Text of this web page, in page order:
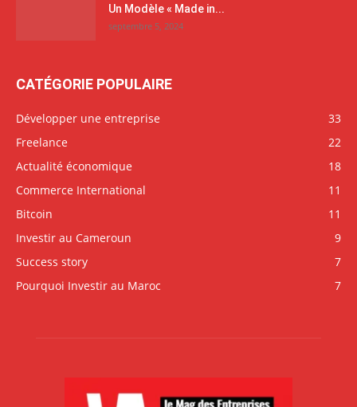
Un Modèle « Made in...
septembre 5, 2024
CATÉGORIE POPULAIRE
Développer une entreprise
33
Freelance
22
Actualité économique
18
Commerce International
11
Bitcoin
11
Investir au Cameroun
9
Success story
7
Pourquoi Investir au Maroc
7